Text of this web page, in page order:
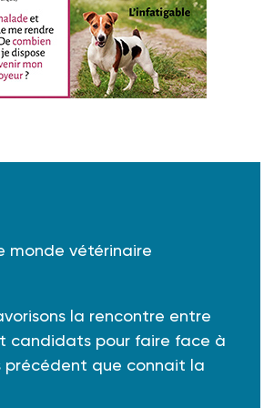
monde vétérinaire
la rencontre entre
candidats pour faire face à
précédent que connait la